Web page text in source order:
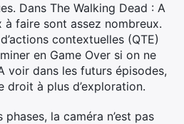
Dans The Walking Dead : A
à faire sont assez nombreux.
contextuelles (QTE)
en Game Over si on ne
voir dans les futurs épisodes,
droit à plus d’exploration.
la caméra n’est pas